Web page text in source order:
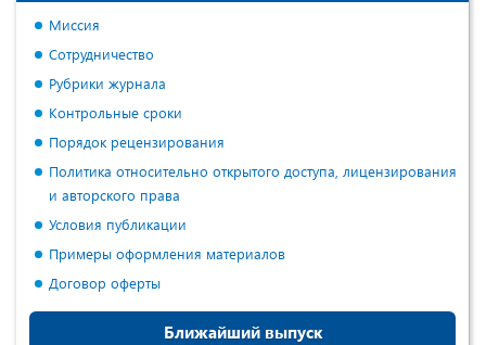
Миссия
Сотрудничество
Рубрики журнала
Контрольные сроки
Порядок рецензирования
Политика относительно открытого доступа, лицензирования
и авторского права
Условия публикации
Примеры оформления материалов
Договор оферты
Ближайший выпуск